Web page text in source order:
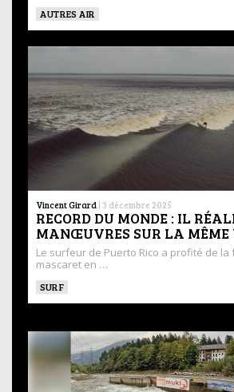
AUTRES AIR
Vincent Girard | 3 décembre 2025
RECORD DU MONDE : IL
MANŒUVRES SUR LA MÊME
Le surfeur de Puerto Rico a profité de la
mascaret en …
SURF